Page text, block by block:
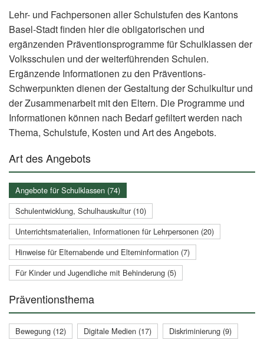
Lehr- und Fachpersonen aller Schulstufen des Kantons
Basel-Stadt finden hier die obligatorischen und
ergänzenden Präventionsprogramme für Schulklassen der
Volksschulen und der weiterführenden Schulen.
Ergänzende Informationen zu den Präventions-
Schwerpunkten dienen der Gestaltung der Schulkultur und
der Zusammenarbeit mit den Eltern. Die Programme und
Informationen können nach Bedarf gefiltert werden nach
Thema, Schulstufe, Kosten und Art des Angebots.
Art des Angebots
Angebote für Schulklassen (74)
Schulentwicklung, Schulhauskultur (10)
Unterrichtsmaterialien, Informationen für Lehrpersonen (20)
Hinweise für Elternabende und Elterninformation (7)
Für Kinder und Jugendliche mit Behinderung (5)
Präventionsthema
Bewegung (12) Digitale Medien (17)
Diskriminierung (9)